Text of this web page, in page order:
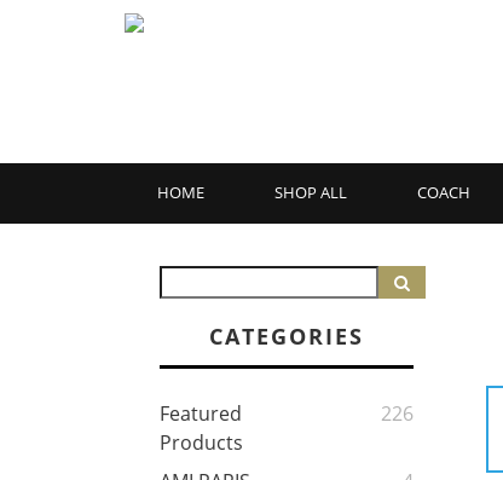
HOME SHOP ALL COACH
CATEGORIES
Featured
Products
226